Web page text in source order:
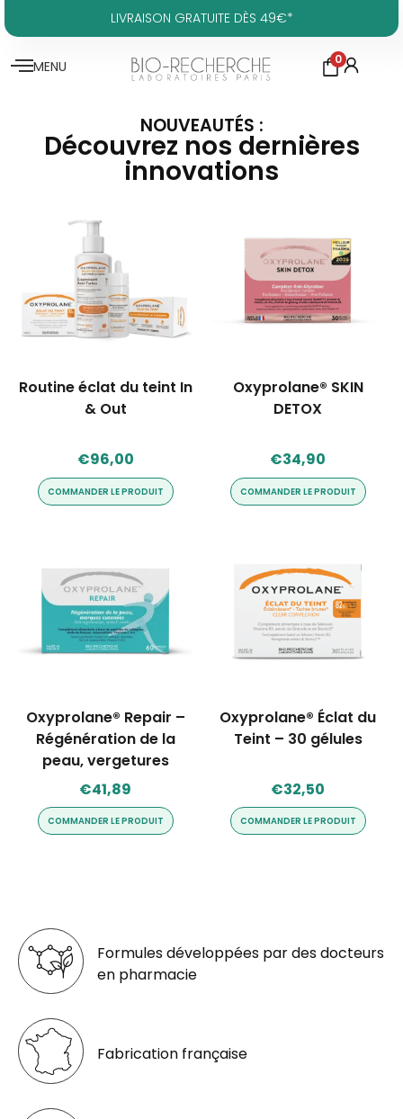
LIVRAISON GRATUITE DÈS 49€*
MENU 0
NOUVEAUTÉS :
Découvrez nos dernières
innovations
Routine éclat du teint In
& Out
€96,00
COMMANDER LE PRODUIT
Oxyprolane® SKIN
DETOX
€34,90
COMMANDER LE PRODUIT
Oxyprolane® Repair –
Régénération de la
peau, vergetures
€41,89
COMMANDER LE PRODUIT
Oxyprolane® Éclat du
Teint – 30 gélules
€32,50
COMMANDER LE PRODUIT
Formules développées par des docteurs
en pharmacie
Fabrication française